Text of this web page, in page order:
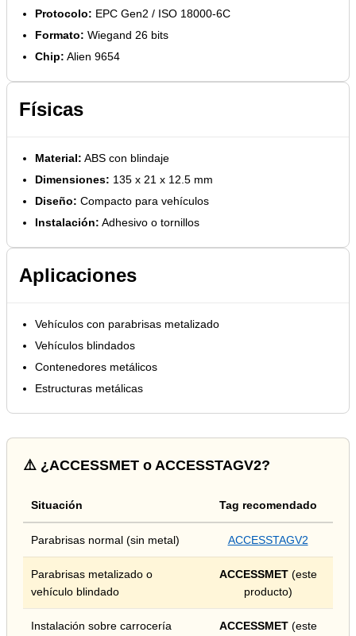
Protocolo: EPC Gen2 / ISO 18000-6C
Formato: Wiegand 26 bits
Chip: Alien 9654
Físicas
Material: ABS con blindaje
Dimensiones: 135 x 21 x 12.5 mm
Diseño: Compacto para vehículos
Instalación: Adhesivo o tornillos
Aplicaciones
Vehículos con parabrisas metalizado
Vehículos blindados
Contenedores metálicos
Estructuras metálicas
⚠️ ¿ACCESSMET o ACCESSTAGV2?
Situación Tag recomendado
Parabrisas normal (sin metal) ACCESSTAGV2
Parabrisas metalizado o
vehículo blindado
ACCESSMET(este
producto)
Instalación sobre carrocería
ACCESSMET(este